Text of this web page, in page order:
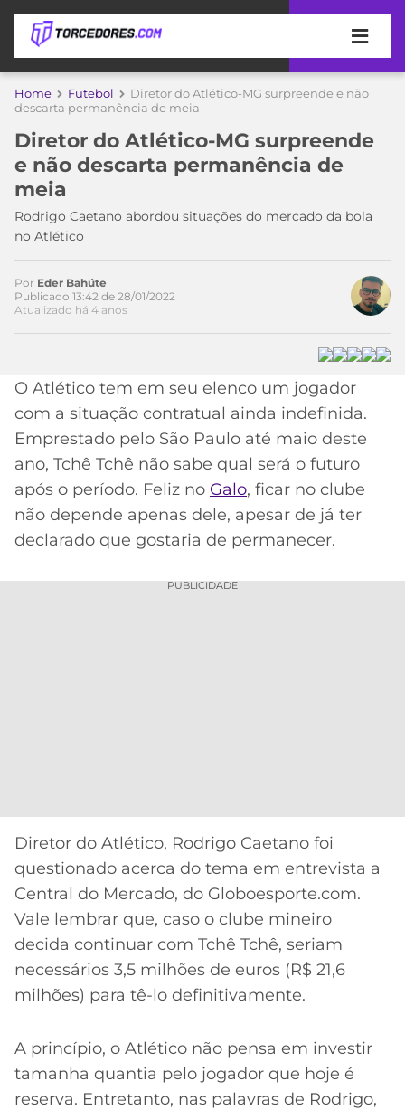
APOSTAS
DE
APOSTA
MELHORES
SITES
DE
APOSTAS
2026
BETBOOM
CÓDIGO
DE
INDICAÇÃO
BET365
CÓDIGO
CASSINOS
ONLINE
2026
COPA
DO
MUNDO
TIMES
MEU
TIME
PALMEIRAS
CORINTHIANS
SÃO
PAULO
SANTOS
GRÊMIO
ATLÉTICO
MG
CRUZEIRO
CAMPEONATOS
SÉRIE
LIBERTADORES
COPA
DO
BRASIL
LALIGA
ESPORTIVA
MERCADO
DA
BOLA
PALPITES
Home Futebol
Diretor do Atlético-MG surpreende e não
descarta permanência de meia
Diretor do Atlético-MG surpreende
e não descarta permanência de
meia
Rodrigo Caetano abordou situações do mercado da bola
no Atlético
Acesse o perfil do autor
no Twitter
Por Eder Bahúte
Publicado 13:42 de 28/01/2022
Atualizado há 4 anos
O Atlético tem em seu elenco um jogador
com a situação contratual ainda indefinida.
Emprestado pelo São Paulo até maio deste
ano, Tchê Tchê não sabe qual será o futuro
após o período. Feliz no Galo, ficar no clube
não depende apenas dele, apesar de já ter
declarado que gostaria de permanecer.
PUBLICIDADE
Diretor do Atlético, Rodrigo Caetano foi
questionado acerca do tema em entrevista a
Central do Mercado, do Globoesporte.com.
Vale lembrar que, caso o clube mineiro
decida continuar com Tchê Tchê, seriam
necessários 3,5 milhões de euros (R$ 21,6
milhões) para tê-lo definitivamente.
A princípio, o Atlético não pensa em investir
tamanha quantia pelo jogador que hoje é
reserva. Entretanto, nas palavras de Rodrigo,